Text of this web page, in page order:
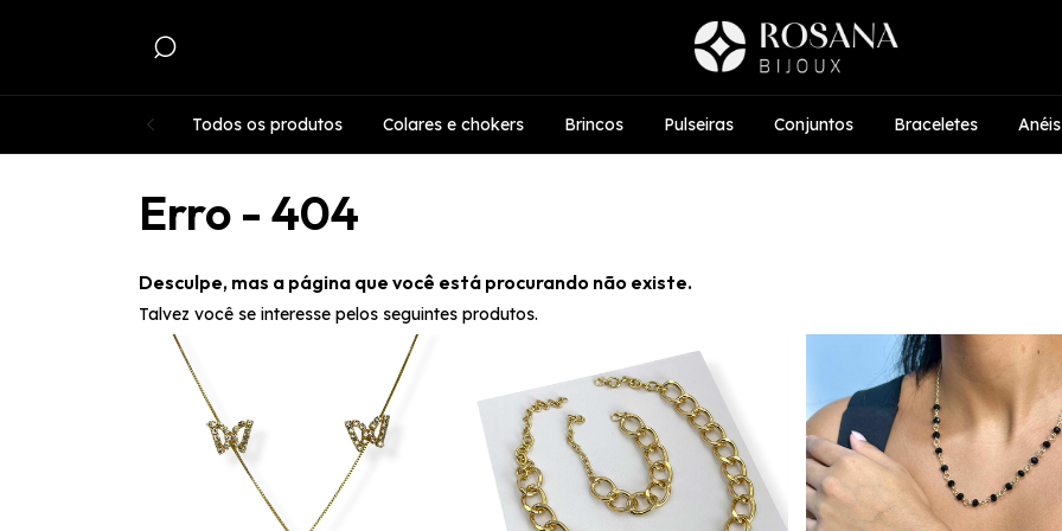
Todos os produtos Colares e chokers Brincos Pulseiras Conjuntos Braceletes Anéis
Erro - 404
Desculpe, mas a página que você está procurando não existe.
Talvez você se interesse pelos seguintes produtos.